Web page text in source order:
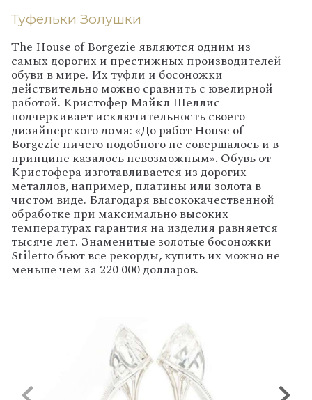
Туфельки Золушки
The House of Borgezie являются одним из
самых дорогих и престижных производителей
обуви в мире. Их туфли и босоножки
действительно можно сравнить с ювелирной
работой. Кристофер Майкл Шеллис
подчеркивает исключительность своего
дизайнерского дома:«До работ House of
Borgezie ничего подобного не совершалось и в
принципе казалось невозможным». Обувь от
Кристофера изготавливается из дорогих
металлов, например, платины или золота в
чистом виде. Благодаря высококачественной
обработке при максимально высоких
температурах гарантия на изделия равняется
тысяче лет. Знаменитые золотые босоножки
Stiletto бьют все рекорды, купить их можно не
меньше чем за 220 000 долларов.